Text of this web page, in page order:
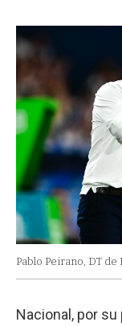
Pablo Peirano, DT de
Nacional, por